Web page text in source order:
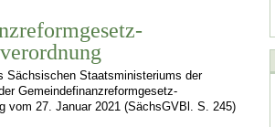
Sächsischen Staatsministeriums der
Gemeindefinanzreformgesetz­
vom 27. Januar 2021 (SächsGVBl. S. 245)